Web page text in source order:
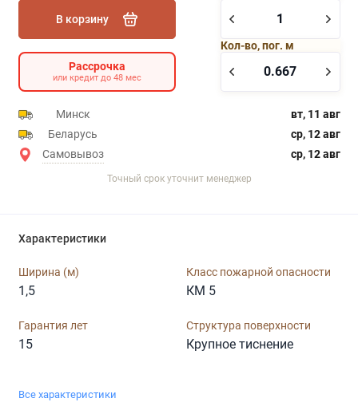
В корзину
Кол-во, пог. м
Рассрочка
или кредит до 48 мес
Минск
вт, 11 авг
Беларусь
ср, 12 авг
Самовывоз
ср, 12 авг
Точный срок уточнит менеджер
Характеристики
Ширина (м)
1,5
Класс пожарной опасности
КМ 5
Гарантия лет
15
Структура поверхности
Крупное тиснение
Все характеристики